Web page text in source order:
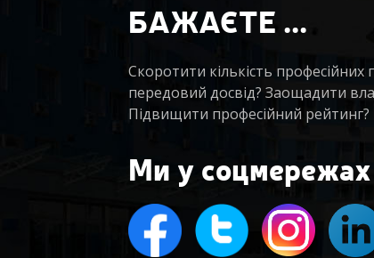
БАЖАЄТЕ ...
Скоротити кількість
передовий досвід? Заощадити
Підвищити професійний рейтинг?
Ми у соцмережах